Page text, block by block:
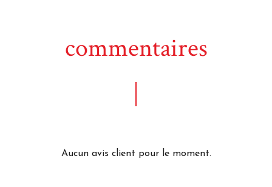
commentaires
Aucun avis client pour le moment.